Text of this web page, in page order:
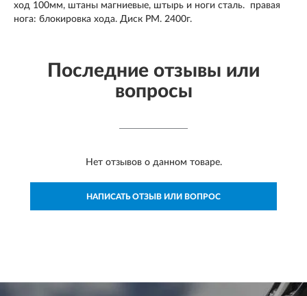
ход 100мм, штаны магниевые, штырь и ноги сталь. правая
нога: блокировка хода. Диск PM. 2400г.
Последние отзывы или
вопросы
Нет отзывов о данном товаре.
НАПИСАТЬ ОТЗЫВ ИЛИ ВОПРОС